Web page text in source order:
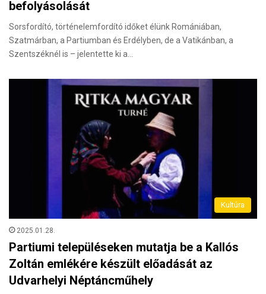
befolyásolását
Sorsfordító, történelemfordító időket élünk Romániában,
Szatmárban, a Partiumban és Erdélyben, de a Vatikánban, a
Szentszéknél is – jelentette ki a…
Kultúra
2025.01.28.
Partiumi településeken mutatja be a Kallós
Zoltán emlékére készült előadását az
Udvarhelyi Néptáncműhely